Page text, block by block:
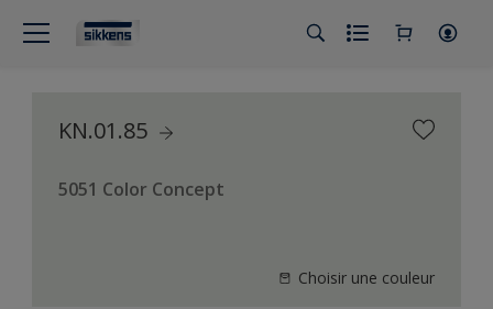
KN.01.85
5051 Color Concept
Choisir une couleur